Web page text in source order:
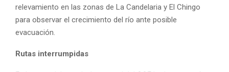
relevamiento en las zonas de La Candelaria y El Chingo
para observar el crecimiento del río ante posible
evacuación.
Rutas interrumpidas